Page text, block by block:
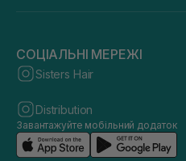
СОЦІАЛЬНІ МЕРЕЖІ
Sisters Hair
Distribution
Завантажуйте мобільний додаток